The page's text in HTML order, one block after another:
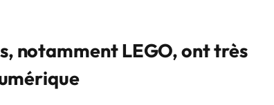
notamment LEGO, ont très